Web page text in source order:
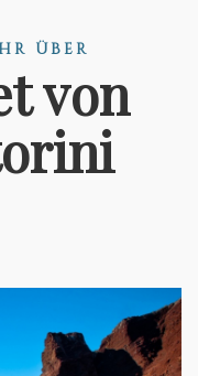
über
von